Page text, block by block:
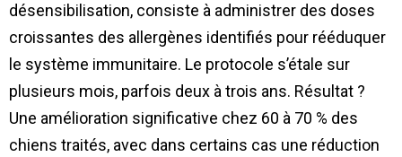
désensibilisation, consiste à administrer des doses
croissantes des allergènes identifiés pour rééduquer
le système immunitaire. Le protocole s’étale sur
plusieurs mois, parfois deux à trois ans. Résultat ?
Une amélioration significative chez 60 à 70 % des
chiens traités, avec dans certains cas une réduction